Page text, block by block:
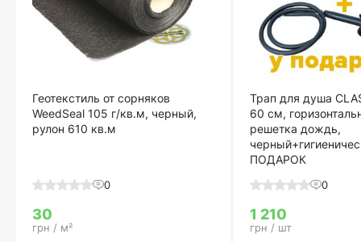
Геотекстиль от сорняков
WeedSeal 105 г/кв.м, черный,
рулон 610 кв.м
0
30
грн / м²
Трап для душа
60 см,
решетка дождь,
ПОДАРОК
0
1 210
грн / шт